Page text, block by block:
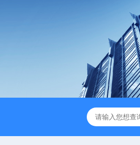
膜泵 AVL-20-25-S6德国FESTO